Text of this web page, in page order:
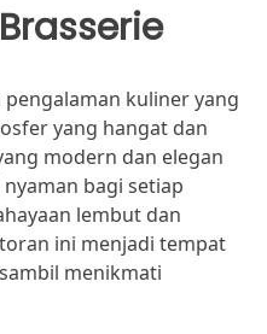
kuliner yang
yang hangat dan
modern dan elegan
bagi setiap
lembut dan
ini menjadi tempat
menikmati